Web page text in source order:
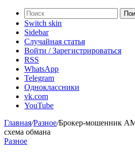
Switch skin
Sidebar
Случайная статья
Войти / Зарегистрироваться
RSS
WhatsApp
Telegram
Одноклассники
vk.com
YouTube
Главная/Разное/Брокер-мошенник
схема обмана
Разное